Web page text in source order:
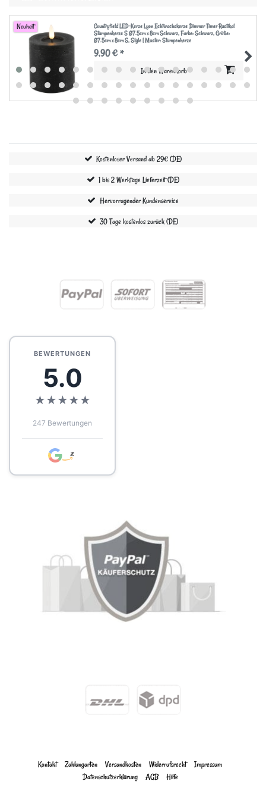
Neuheit
Countryfield LED-Kerze Lyon Echtwachskerze Dimmer Timer Rustikal
Stumpenkerze S Ø7.5cm x 8cm Schwarz, Farbe: Schwarz, Größe:
Ø7.5cm x 8cm S, Style | Muster: Stumpenkerze
9,90 € *
In den Warenkorb
Kostenloser Versand ab 29€ (DE)
1 bis 2 Werktage Lieferzeit (DE)
Hervorragender Kundenservice
30 Tage kostenlos zurück (DE)
BEWERTUNGEN
5.0
★★★★★
247 Bewertungen
Kontakt Zahlungarten Versandkosten Widerrufs­recht
Impressum
Daten­schutz­erklärung
AGB Hilfe